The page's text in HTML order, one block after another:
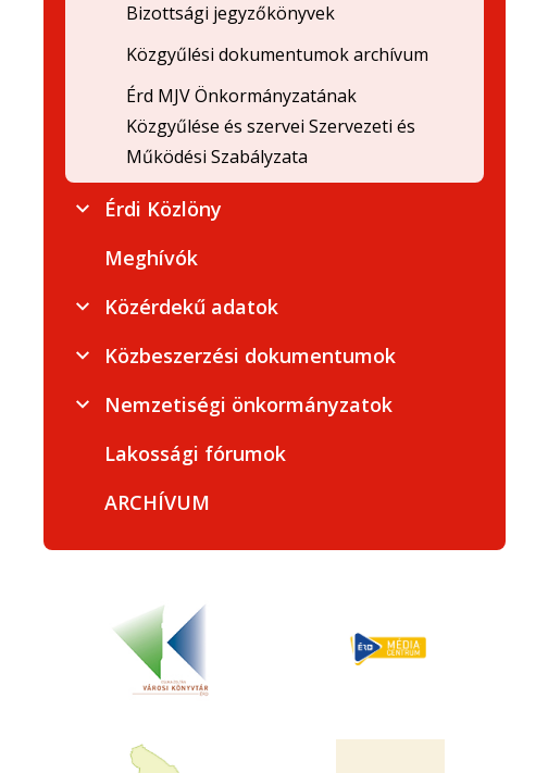
Bizottsági jegyzőkönyvek
Közgyűlési dokumentumok archívum
Érd MJV Önkormányzatának
Közgyűlése és szervei Szervezeti és
Működési Szabályzata
Érdi Közlöny
Meghívók
Közérdekű adatok
Közbeszerzési dokumentumok
Nemzetiségi önkormányzatok
Lakossági fórumok
ARCHÍVUM